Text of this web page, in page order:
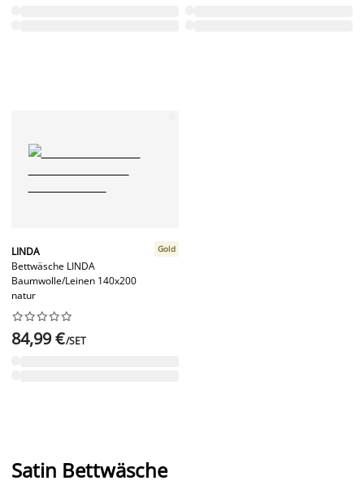
LINDA
Bettwäsche LINDA
Baumwolle/Leinen 140x200
natur
Gold






84,99 €/SET
Satin Bettwäsche